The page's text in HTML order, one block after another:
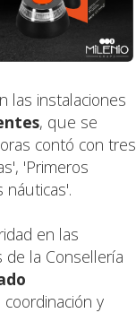
las instalaciones
, que se
contó con tres
'Primeros
náuticas'.
en las
de la Consellería
y